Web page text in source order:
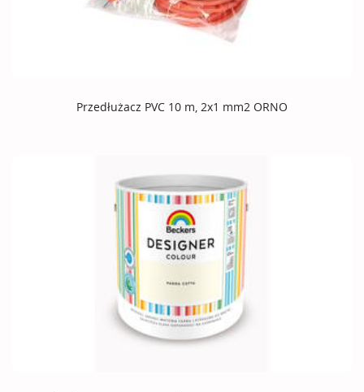
Przedłużacz PVC 10 m, 2x1 mm2 ORNO